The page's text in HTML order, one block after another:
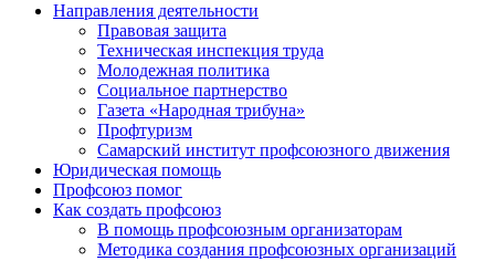
Направления деятельности
Правовая защита
Техническая инспекция труда
Молодежная политика
Социальное партнерство
Газета «Народная трибуна»
Профтуризм
Самарский институт профсоюзного движения
Юридическая помощь
Профсоюз помог
Как создать профсоюз
В помощь профсоюзным организаторам
Методика создания профсоюзных организаций